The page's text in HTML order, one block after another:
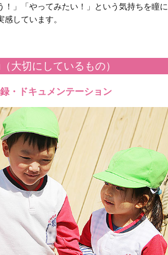
！」「やってみたい！」という気持ちを瞳に
しています。
大切にしているもの）
・ドキュメンテーション